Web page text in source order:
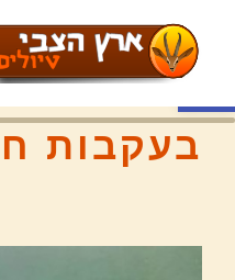
פתח סרגל
בעקבות